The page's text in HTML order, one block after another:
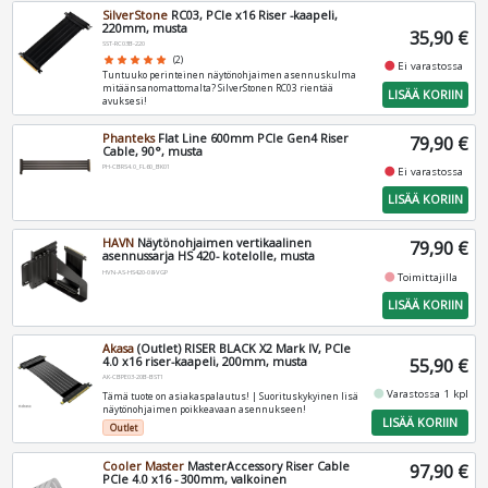
SilverStone RC03, PCIe x16 Riser -kaapeli,
220mm, musta
SST-RC03B-220
star star star star star (2)
Tuntuuko perinteinen näytönohjaimen asennuskulma
mitäänsanomattomalta? SilverStonen RC03 rientää
avuksesi!
35,90 €
fiber_manual_record Ei varastossa
LISÄÄ KORIIN
PhanteksFlat Line 600mm PCIe Gen4 Riser
Cable, 90°, musta
PH-CBRS4.0_FL60_BK01
79,90 €
fiber_manual_record Ei varastossa
LISÄÄ KORIIN
HAVN Näytönohjaimen vertikaalinen
asennussarja HS 420- kotelolle, musta
HVN-AS-HS420-08-VGP
79,90 €
fiber_manual_recordToimittajilla
LISÄÄ KORIIN
Akasa (Outlet) RISER BLACK X2 Mark IV, PCIe
4.0 x16 riser-kaapeli, 200mm, musta
AK-CBPE03-20B-BST1
Tämä tuote on asiakaspalautus! | Suorituskykyinen lisä
näytönohjaimen poikkeavaan asennukseen!
Outlet
55,90 €
fiber_manual_record Varastossa 1 kpl
LISÄÄ KORIIN
Cooler Master MasterAccessory Riser Cable
PCIe 4.0 x16 - 300mm, valkoinen
97,90 €